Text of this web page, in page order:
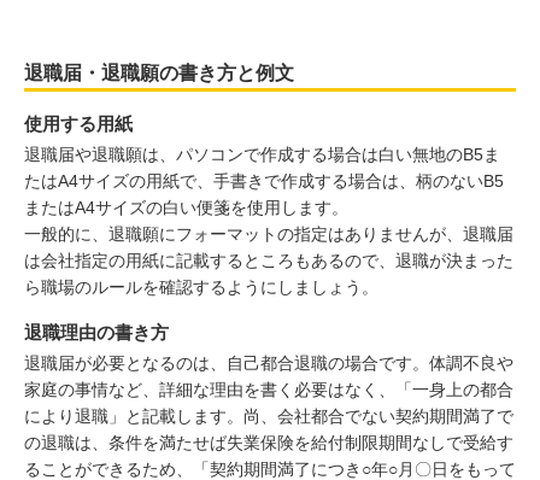
退職届・退職願の書き方と例文
使用する用紙
退職届や退職願は、パソコンで作成する場合は白い無地のB5ま
たはA4サイズの用紙で、手書きで作成する場合は、柄のないB5
またはA4サイズの白い便箋を使用します。
一般的に、退職願にフォーマットの指定はありませんが、退職届
は会社指定の用紙に記載するところもあるので、退職が決まった
ら職場のルールを確認するようにしましょう。
退職理由の書き方
退職届が必要となるのは、自己都合退職の場合です。体調不良や
家庭の事情など、詳細な理由を書く必要はなく、「一身上の都合
により退職」と記載します。尚、会社都合でない契約期間満了で
の退職は、条件を満たせば失業保険を給付制限期間なしで受給す
ることができるため、「契約期間満了につき○年○月〇日をもって